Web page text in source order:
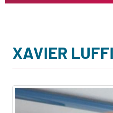
XAVIER